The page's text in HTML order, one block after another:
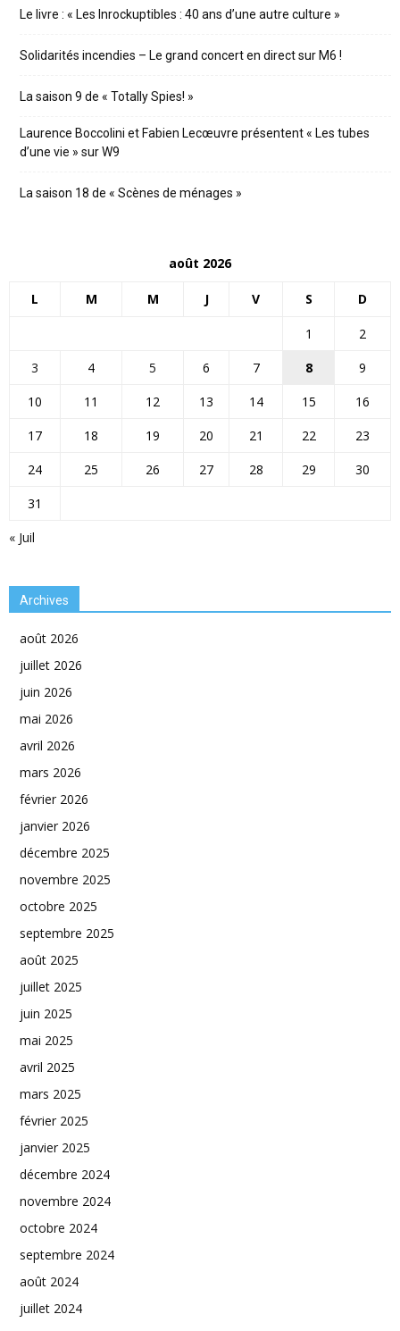
Le livre : « Les Inrockuptibles : 40 ans d’une autre culture »
Solidarités incendies – Le grand concert en direct sur M6 !
La saison 9 de « Totally Spies! »
Laurence Boccolini et Fabien Lecœuvre présentent « Les tubes
d’une vie » sur W9
La saison 18 de « Scènes de ménages »
août 2026
L M M J V S D
« Juil
1
2
3
4 5 6 7 8
9
10
11 12 13 14 15
16
17
18 19 20 21 22
23
24
25 26 27 28 29
30
31
Archives
août 2026
juillet 2026
juin 2026
mai 2026
avril 2026
mars 2026
février 2026
janvier 2026
décembre 2025
novembre 2025
octobre 2025
septembre 2025
août 2025
juillet 2025
juin 2025
mai 2025
avril 2025
mars 2025
février 2025
janvier 2025
décembre 2024
novembre 2024
octobre 2024
septembre 2024
août 2024
juillet 2024